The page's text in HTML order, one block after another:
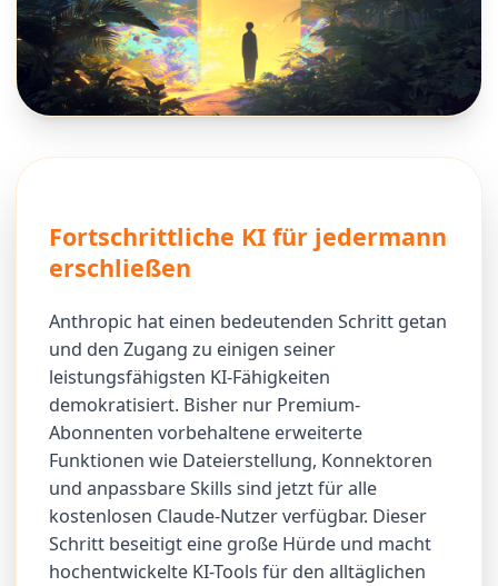
Fortschrittliche KI für jedermann
erschließen
Anthropic hat einen bedeutenden Schritt getan
und den Zugang zu einigen seiner
leistungsfähigsten KI-Fähigkeiten
demokratisiert. Bisher nur Premium-
Abonnenten vorbehaltene erweiterte
Funktionen wie Dateierstellung, Konnektoren
und anpassbare Skills sind jetzt für alle
kostenlosen Claude-Nutzer verfügbar. Dieser
Schritt beseitigt eine große Hürde und macht
hochentwickelte KI-Tools für den alltäglichen